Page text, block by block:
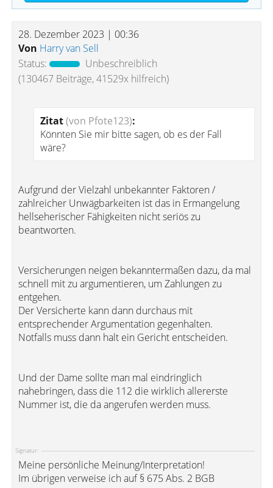
28. Dezember 2023 | 00:36
Von Harry van Sell
Status:
Unbeschreiblich
(130467 Beiträge, 41529x hilfreich)
Zitat(von Pfote123):
Könnten Sie mir bitte sagen, ob es der Fall
wäre?
Aufgrund der Vielzahl unbekannter Faktoren /
zahlreicher Unwägbarkeiten ist das in Ermangelung
hellseherischer Fähigkeiten nicht seriös zu
beantworten.
Versicherungen neigen bekanntermaßen dazu, da mal
schnell mit zu argumentieren, um Zahlungen zu
entgehen.
Der Versicherte kann dann durchaus mit
entsprechender Argumentation gegenhalten.
Notfalls muss dann halt ein Gericht entscheiden.
Und der Dame sollte man mal eindringlich
nahebringen, dass die 112 die wirklich allererste
Nummer ist, die da angerufen werden muss.
Signatur:
Meine persönliche Meinung/Interpretation!
Im übrigen verweise ich auf § 675 Abs. 2 BGB